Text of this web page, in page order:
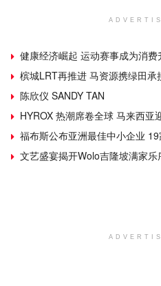
健康经济崛起 运动赛事成为消费
槟城LRT再推进 马资源携绿田承
陈欣仪 SANDY TAN
HYROX 热潮席卷全球 马来西亚
福布斯公布亚洲最佳中小企业
文艺盛宴揭开Wolo吉隆坡满家乐